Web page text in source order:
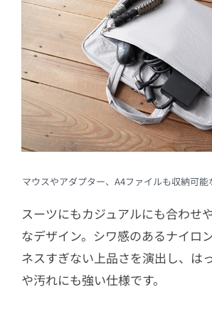
マウスやアダプター、A4ファイルも収納可能
スーツにもカジュアルにも合わせ
なデザイン。シワ感のあるナイロ
ネスすぎない上品さを演出し、は
や汚れにも強い仕様です。